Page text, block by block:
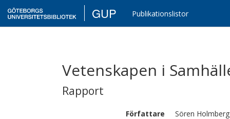
GUP Publikationslistor
Vetenskapen i
Rapport
Författare Sören Holmberg